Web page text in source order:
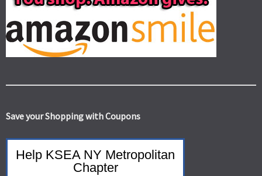
Save your Shopping with Coupons
Help KSEA NY Metropolitan
Chapter